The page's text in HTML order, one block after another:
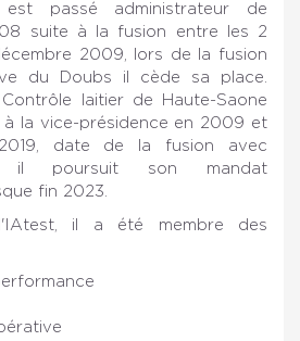
passé administrateur de
suite à la fusion entre les 2
2009, lors de la fusion
du Doubs il cède sa place.
laitier de Haute-Saone
la vice-présidence en 2009 et
2019, date de la fusion avec
il poursuit son mandat
fin 2023.
il a été membre des